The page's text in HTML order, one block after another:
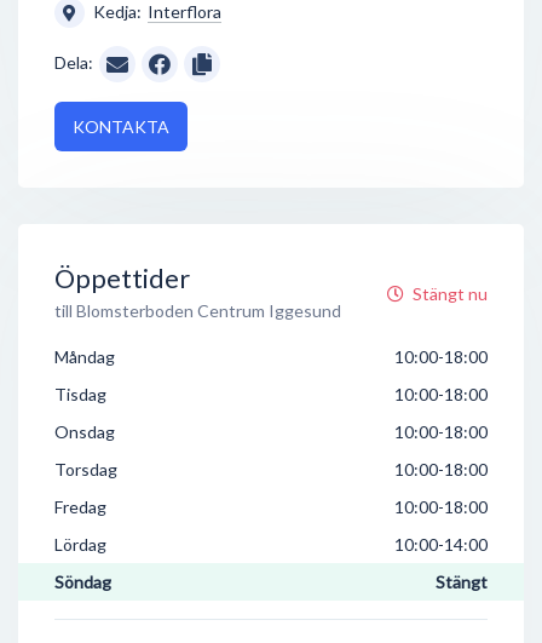
Kedja: Interflora
Dela:
KONTAKTA
Öppettider
till Blomsterboden Centrum Iggesund
Stängt nu
Måndag
10:00-18:00
Tisdag
10:00-18:00
Onsdag
10:00-18:00
Torsdag
10:00-18:00
Fredag
10:00-18:00
Lördag
10:00-14:00
Söndag
Stängt